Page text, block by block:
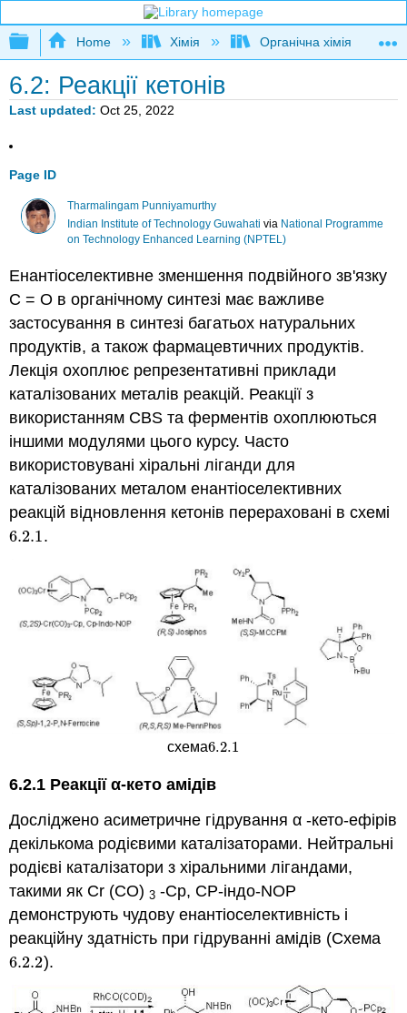
Expand/collapse global hierarchy
Home Хімія Органічна хімія
6.2: Реакції кетонів
Last updated Oct 25, 2022
Page ID
Tharmalingam Punniyamurthy
Indian Institute of Technology Guwahati via National Programme
on Technology Enhanced Learning (NPTEL)
Енантіоселективне зменшення подвійного зв'язку
C = O в органічному синтезі має важливе
застосування в синтезі багатьох натуральних
продуктів, а також фармацевтичних продуктів.
Лекція охоплює репрезентативні приклади
каталізованих металів реакцій. Реакції з
використанням CBS та ферментів охоплюються
іншими модулями цього курсу. Часто
використовувані хіральні ліганди для
каталізованих металом енантіоселективних
реакцій відновлення кетонів перераховані в схемі
6.2.1
6.2.1.
схема6.2.1
6.2.1
6.2.1 Реакції α-кето амідів
Досліджено асиметричне гідрування α -кето-ефірів
декількома родієвими каталізаторами. Нейтральні
родієві каталізатори з хіральними лігандами,
такими як Cr (CO)3 -Cp, CP-індо-NOP
демонструють чудову енантіоселективність і
реакційну здатність при гідруванні амідів (Схема
6.2.2
6.2.2).